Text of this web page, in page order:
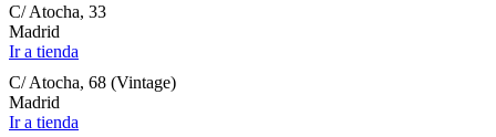
C/ Atocha, 33
Madrid
Ir a tienda
C/ Atocha, 68 (Vintage)
Madrid
Ir a tienda